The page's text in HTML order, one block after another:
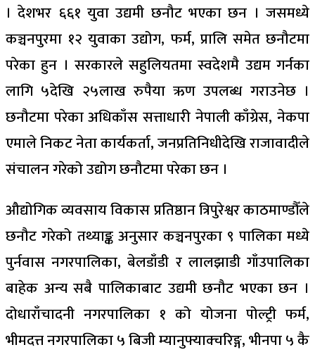
। देशभर ६६१ युवा उद्यमी छनौट भएका छन । जसमध्ये
कञ्चनपुरमा १२ युवाका उद्योग, फर्म, प्रालि समेत छनौटमा
परेका हुन । सरकारले सहुलियतमा स्वदेशमै उद्यम गर्नका
लागि ५देखि २५लाख रुपैया ऋण उपलब्ध गराउनेछ ।
छनौटमा परेका अधिकाँस सत्ताधारी नेपाली काँग्रेस, नेकपा
एमाले निकट नेता कार्यकर्ता, जनप्रतिनिधीदेखि राजावादीले
संचालन गरेको उद्योग छनौटमा परेका छन ।
औद्योगिक व्यवसाय विकास प्रतिष्ठान त्रिपुरेश्वर काठमाण्डौँले
छनौट गरेको तथ्याङ्क अनुसार कञ्चनपुरका ९ पालिका मध्ये
पुर्नवास नगरपालिका, बेलडाँडी र लालझाडी गाँउपालिका
बाहेक अन्य सबै पालिकाबाट उद्यमी छनौट भएका छन ।
दोधाराँचादनी नगरपालिका १ को योजना पोल्ट्री फर्म,
भीमदत्त नगरपालिका ५ बिजी म्यानुफ्याक्चरिङ्ग, भीनपा ५ कै